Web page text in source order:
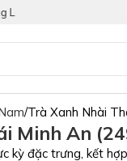
Giả Duy Nhất Chỉ
Trà Xanh Nhài
Minh An
kỳ đặc trưng, kết